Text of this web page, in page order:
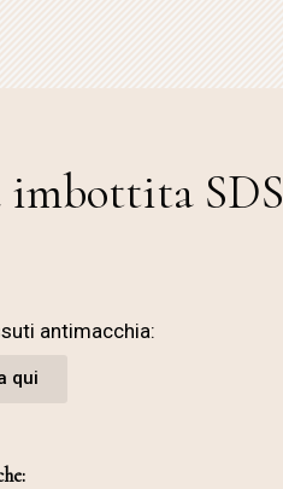
imbottita SDS
antimacchia:
qui